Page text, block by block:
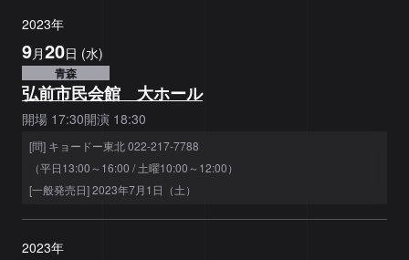
2023年
9月20日 (水)
青森
弘前市民会館 大ホール
開場 17:30開演 18:30
[問] キョードー東北 022-217-7788
（平日13:00～16:00 / 土曜10:00～12:00）
[一般発売日] 2023年7月1日（土）
2023年